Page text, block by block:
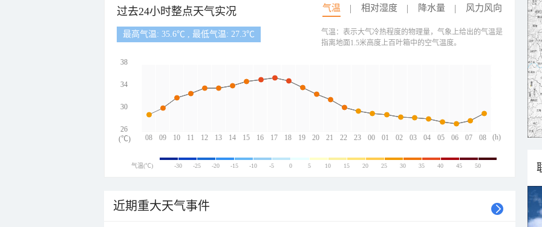
过去24小时整点天气实况 气温 相对湿度 降水量 风力风向
最高气温: 35.6℃ , 最低气温: 27.3℃
08 09 10 11 12 13 14 15 16 17 18 19 20 21 22 23 00 01 02 03 04 05 06 07 08
38
34
30
26
(h)
(℃)
气温：表示大气冷热程度的物理量，气象上给出的气温是
指离地面1.5米高度上百叶箱中的空气温度。
气温(℃) -30 -25 -20 -15 -10 -5 0 5 10 15 20 25 30 35 40 45 50
近期重大天气事件